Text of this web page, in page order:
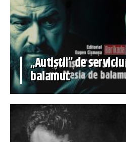
„Autiștii” de
balamuc